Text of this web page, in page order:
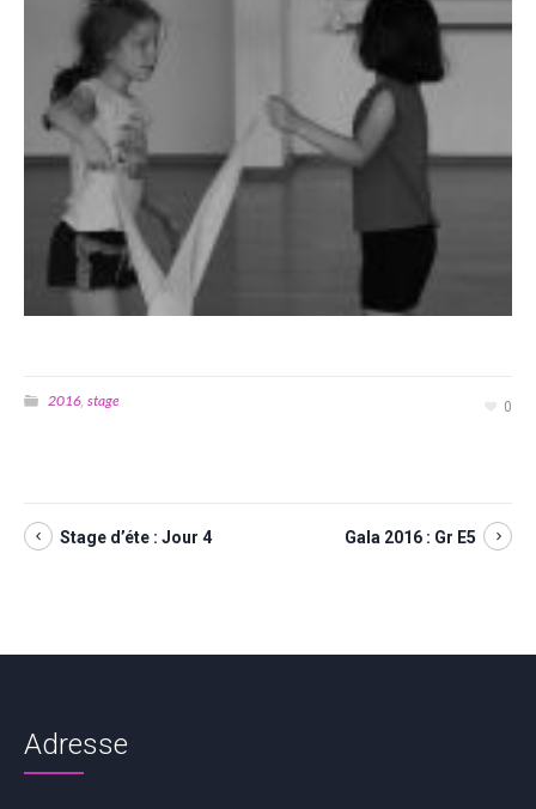
0
2016 stage
Stage d’éte : Jour 4 Gala 2016 : Gr E5
Adresse